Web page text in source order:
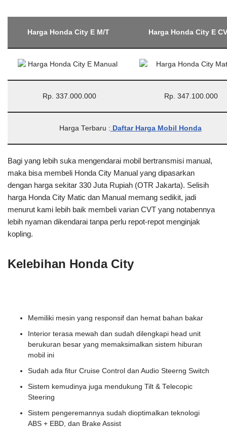
Harga Honda City E M/T Harga Honda City E
Rp. 337.000.000 Rp. 347.100.000
Harga Terbaru : Daftar Harga Mobil Honda
Bagi yang lebih suka mengendarai mobil bertransmisi manual,
maka bisa membeli Honda City Manual yang dipasarkan
dengan harga sekitar 330 Juta Rupiah (OTR Jakarta). Selisih
harga Honda City Matic dan Manual memang sedikit, jadi
menurut kami lebih baik membeli varian CVT yang notabennya
lebih nyaman dikendarai tanpa perlu repot-repot menginjak
kopling.
Kelebihan Honda City
Memiliki mesin yang responsif dan hemat bahan bakar
Interior terasa mewah dan sudah dilengkapi head unit
berukuran besar yang memaksimalkan sistem hiburan
mobil ini
Sudah ada fitur Cruise Control dan Audio Steerng Switch
Sistem kemudinya juga mendukung Tilt & Telecopic
Steering
Sistem pengeremannya sudah dioptimalkan teknologi
ABS + EBD, dan Brake Assist